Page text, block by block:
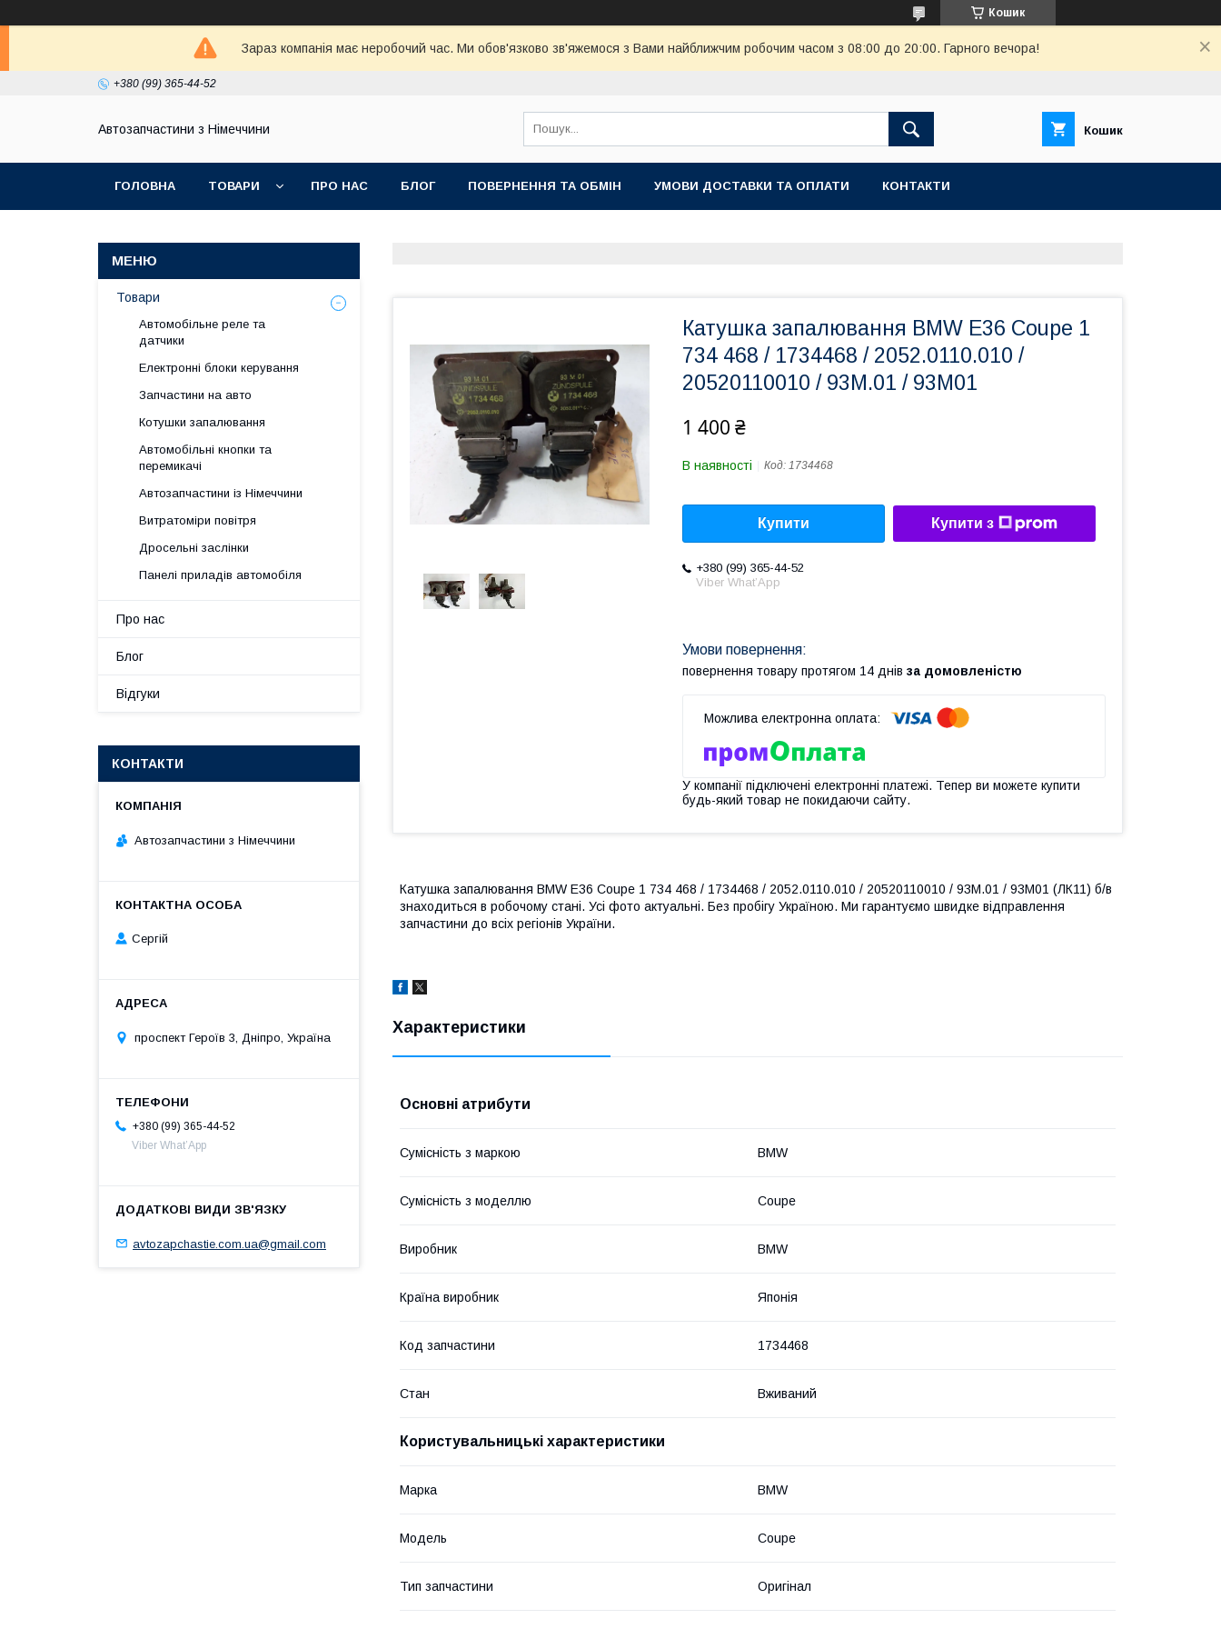
Кошик
Зараз компанія має неробочий час. Ми обов'язково зв'яжемося з Вами найближчим робочим часом з 08:00 до 20:00. Гарного вечора!
+380 (99) 365-44-52
Автозапчастини з Німеччини Кошик
ГОЛОВНА ТОВАРИ ПРО НАС БЛОГ ПОВЕРНЕННЯ ТА ОБМІН УМОВИ ДОСТАВКИ ТА ОПЛАТИ КОНТАКТИ
Катушка запалювання BMW E36 Coupe 1
734 468 / 1734468 / 2052.0110.010 /
20520110010 / 93M.01 / 93M01
1 400 ₴
В наявності Код: 1734468
Купити Купити з
+380 (99) 365-44-52
Viber What’App
повернення товару протягом 14 днів за домовленістю
У компанії підключені електронні платежі. Тепер ви можете купити
будь-який товар не покидаючи сайту.
Катушка запалювання BMW E36 Coupe 1 734 468 / 1734468 / 2052.0110.010 / 20520110010 / 93M.01 / 93M01 (ЛК11) б/в
знаходиться в робочому стані. Усі фото актуальні. Без пробігу Україною. Ми гарантуємо швидке відправлення
запчастини до всіх регіонів України.
Характеристики
Основні атрибути
Сумісність з маркою BMW
Сумісність з моделлю Coupe
Виробник BMW
Країна виробник Японія
Код запчастини 1734468
Стан Вживаний
Користувальницькі характеристики
Марка BMW
Модель Coupe
Тип запчастини Оригінал
Товари
Автомобільне реле та
датчики
Електронні блоки керування
Запчастини на авто
Котушки запалювання
Автомобільні кнопки та
перемикачі
Автозапчастини із Німеччини
Витратоміри повітря
Дросельні заслінки
Панелі приладів автомобіля
Про нас
Блог
Відгуки
КОНТАКТИ
Автозапчастини з Німеччини
Сергій
проспект Героїв 3, Дніпро, Україна
+380 (99) 365-44-52
Viber What’App
avtozapchastie.com.ua@gmail.com